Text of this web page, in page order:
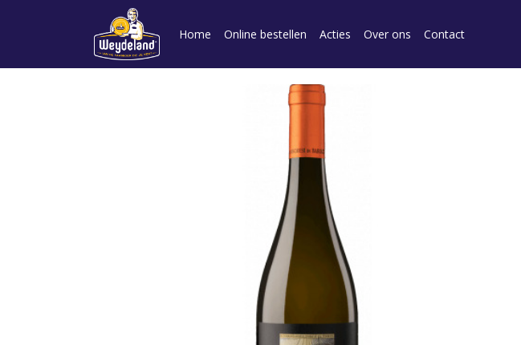
Home Online bestellen Acties Over ons Contact